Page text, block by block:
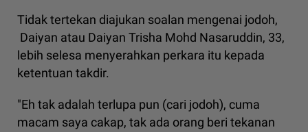
Tidak tertekan diajukan soalan mengenai jodoh,
Daiyan atau Daiyan Trisha Mohd Nasaruddin, 33,
lebih selesa menyerahkan perkara itu kepada
ketentuan takdir.
"Eh tak adalah terlupa pun (cari jodoh), cuma
macam saya cakap, tak ada orang beri tekanan